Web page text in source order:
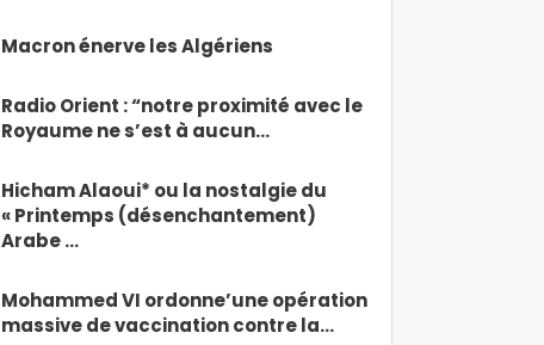
Macron énerve les Algériens
Radio Orient : “notre proximité avec le
Royaume ne s’est à aucun…
Hicham Alaoui* ou la nostalgie du
« Printemps (désenchantement)
Arabe …
Mohammed VI ordonne’une opération
massive de vaccination contre la…